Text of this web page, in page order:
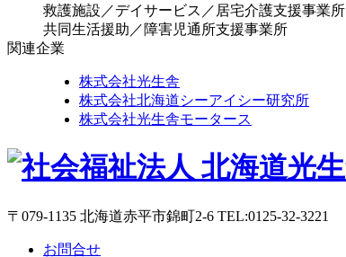
救護施設／デイサービス／居宅介護支援事業所
共同生活援助／障害児通所支援事業所
関連企業
株式会社光生舎
株式会社北海道シーアイシー研究所
株式会社光生舎モータース
〒079-1135 北海道赤平市錦町2-6 TEL:0125-32-3221
お問合せ